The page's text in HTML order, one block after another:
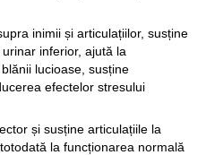
inimii și articulațiilor, susține
inferior, ajută la
lucioase, susține
efectelor stresului
și susține articulațiile la
la funcționarea normală